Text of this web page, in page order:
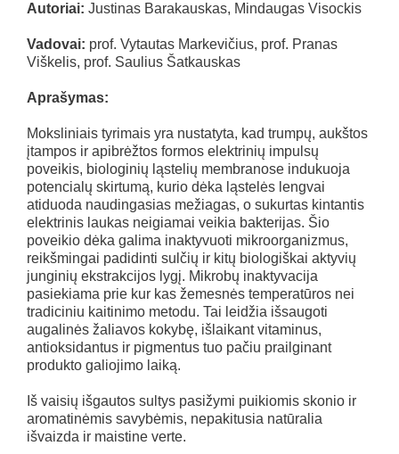
Autoriai: Justinas Barakauskas, Mindaugas Visockis
Vadovai: prof. Vytautas Markevičius, prof. Pranas
Viškelis, prof. Saulius Šatkauskas
Aprašymas:
Moksliniais tyrimais yra nustatyta, kad trumpų, aukštos
įtampos ir apibrėžtos formos elektrinių impulsų
poveikis, biologinių ląstelių membranose indukuoja
potencialų skirtumą, kurio dėka ląstelės lengvai
atiduoda naudingasias mežiagas, o sukurtas kintantis
elektrinis laukas neigiamai veikia bakterijas. Šio
poveikio dėka galima inaktyvuoti mikroorganizmus,
reikšmingai padidinti sulčių ir kitų biologiškai aktyvių
junginių ekstrakcijos lygį. Mikrobų inaktyvacija
pasiekiama prie kur kas žemesnės temperatūros nei
tradiciniu kaitinimo metodu. Tai leidžia išsaugoti
augalinės žaliavos kokybę, išlaikant vitaminus,
antioksidantus ir pigmentus tuo pačiu prailginant
produkto galiojimo laiką.
Iš vaisių išgautos sultys pasižymi puikiomis skonio ir
aromatinėmis savybėmis, nepakitusia natūralia
išvaizda ir maistine verte.